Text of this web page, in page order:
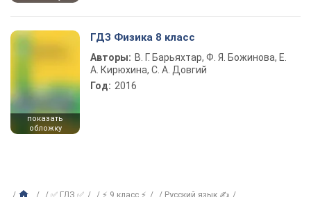
показать
обложку
ГДЗ Физика 8 класс
Авторы: В. Г. Барьяхтар, Ф. Я. Божинова, Е.
А. Кирюхина, С. А. Довгий
Год: 2016
✅ ГДЗ ✅ ⚡ 9 класс ⚡
Русский язык ✍